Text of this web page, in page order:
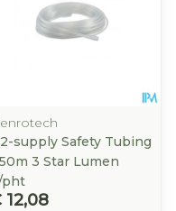
supply Safety Tubing
3 Star Lumen
pht
12,08